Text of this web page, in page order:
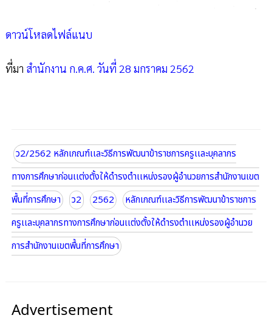
ดาวน์โหลดไฟล์แนบ
ที่มา สำนักงาน ก.ค.ศ. วันที่ 28 มกราคม 2562
ว2/2562 หลักเกณฑ์เเละวิธีการพัฒนาข้าราชการครูเเละบุคลากร
ทางการศึกษาก่อนเเต่งตั้งให้ดำรงตำเเหน่งรองผู้อำนวยการสำนักงานเขต
พื้นที่การศึกษา
ว2 2562
หลักเกณฑ์เเละวิธีการพัฒนาข้าราชการ
ครูเเละบุคลากรทางการศึกษาก่อนเเต่งตั้งให้ดำรงตำเเหน่งรองผู้อำนวย
การสำนักงานเขตพื้นที่การศึกษา
Advertisement